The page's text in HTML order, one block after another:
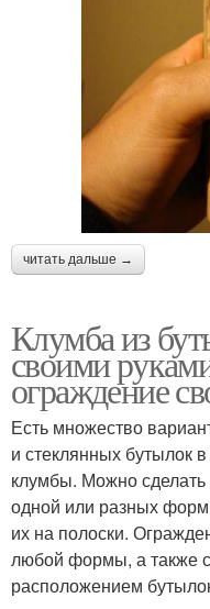
читать дальше →
Клумба из
своими
ограждение
Есть множество
и стеклянных бутылок
клумбы. Можно
одной или разных
их на полоски.
любой формы, а также
расположением